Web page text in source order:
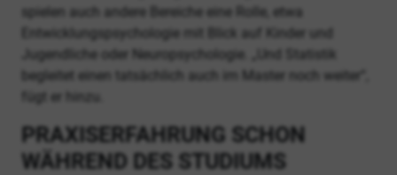
spielen auch andere Bereiche eine Rolle, etwa
Entwicklungspsychologie mit Blick auf Kinder und
Jugendliche oder Neuropsychologie. „Und Statistik
begleitet einen tatsächlich auch im Master noch weiter“,
fügt er hinzu.
PRAXISERFAHRUNG SCHON
WÄHREND DES STUDIUMS